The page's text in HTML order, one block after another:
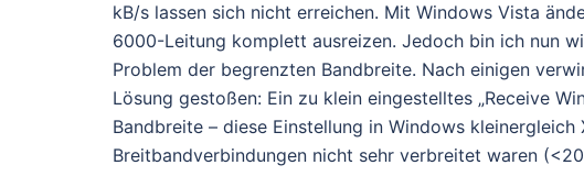
kB/s lassen sich nicht erreichen. Mit Windows Vista
6000-Leitung komplett ausreizen. Jedoch bin ich nun
Problem der begrenzten Bandbreite. Nach einigen
Lösung gestoßen: Ein zu klein eingestelltes „Receive
Bandbreite – diese Einstellung in Windows
Breitbandverbindungen nicht sehr verbreitet waren